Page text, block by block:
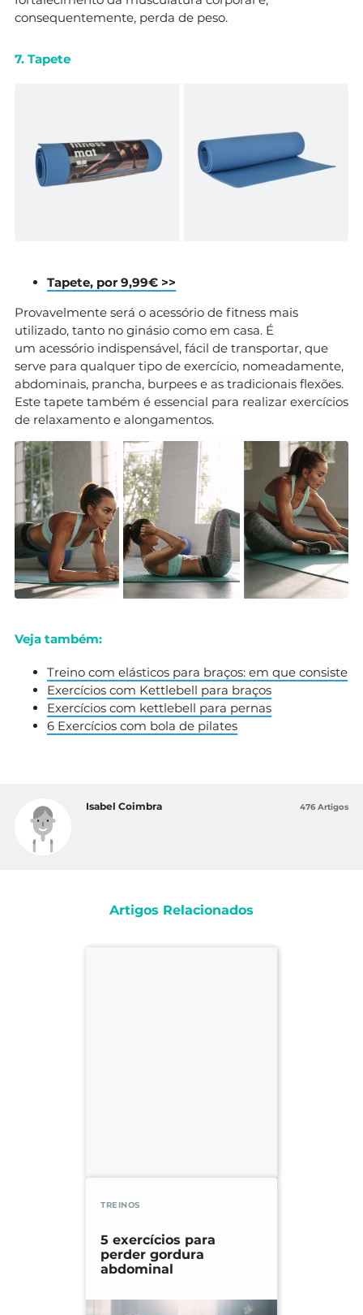
consequentemente, perda de peso.
7. Tapete
Tapete, por 9,99€ >>
Provavelmente será o acessório de fitness mais
utilizado, tanto no ginásio como em casa. É
um acessório indispensável, fácil de transportar, que
serve para qualquer tipo de exercício, nomeadamente,
abdominais, prancha, burpees e as tradicionais flexões.
Este tapete também é essencial para realizar exercícios
de relaxamento e alongamentos.
Veja também:
Treino com elásticos para braços: em que consiste
Exercícios com Kettlebell para braços
Exercícios com kettlebell para pernas
6 Exercícios com bola de pilates
Isabel Coimbra 476 Artigos
Artigos Relacionados
TREINOS
5 exercícios para
perder gordura
abdominal